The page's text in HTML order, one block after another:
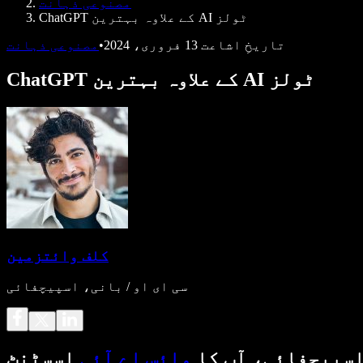
مصنوعی ذہانت
ChatGPT کے علاوہ بہترین AI ٹولز
تاریخِ اشاعت 13 فروری، 2024 • مصنوعی ذہانت
ChatGPT کے علاوہ بہترین AI ٹولز
کلف وائتزمین
سی ای او / بانی، اسپیچفائی
آپ کا وائس اے آئی اسسٹنٹ